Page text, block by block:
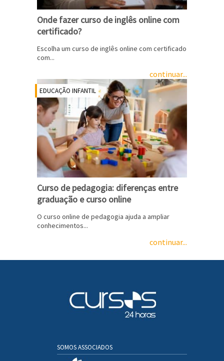
Onde fazer curso de inglês online com
certificado?
Escolha um curso de inglês online com certificado
com...
continuar...
EDUCAÇÃO INFANTIL
Curso de pedagogia: diferenças entre
graduação e curso online
O curso online de pedagogia ajuda a ampliar
conhecimentos...
continuar...
SOMOS ASSOCIADOS